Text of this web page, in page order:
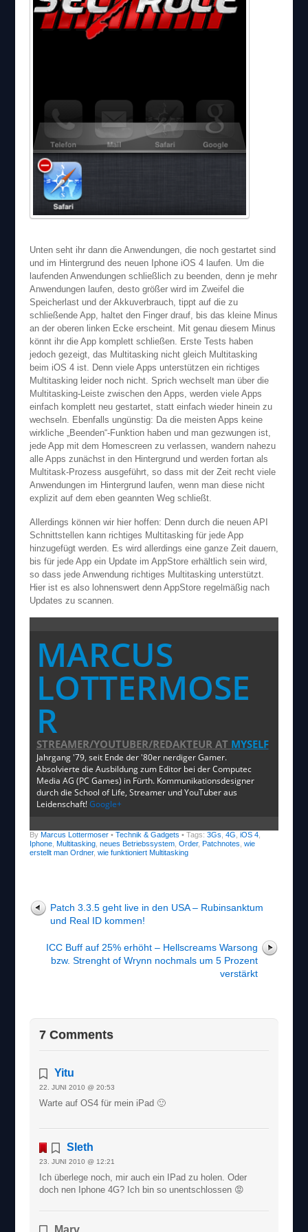
Unten seht ihr dann die Anwendungen, die noch gestartet sind
und im Hintergrund des neuen Iphone iOS 4 laufen. Um die
laufenden Anwendungen schließlich zu beenden, denn je mehr
Anwendungen laufen, desto größer wird im Zweifel die
Speicherlast und der Akkuverbrauch, tippt auf die zu
schließende App, haltet den Finger drauf, bis das kleine Minus
an der oberen linken Ecke erscheint. Mit genau diesem Minus
könnt ihr die App komplett schließen. Erste Tests haben
jedoch gezeigt, das Multitasking nicht gleich Multitasking
beim iOS 4 ist. Denn viele Apps unterstützen ein richtiges
Multitasking leider noch nicht. Sprich wechselt man über die
Multitasking-Leiste zwischen den Apps, werden viele Apps
einfach komplett neu gestartet, statt einfach wieder hinein zu
wechseln. Ebenfalls ungünstig: Da die meisten Apps keine
wirkliche „Beenden“-Funktion haben und man gezwungen ist,
jede App mit dem Homescreen zu verlassen, wandern nahezu
alle Apps zunächst in den Hintergrund und werden fortan als
Multitask-Prozess ausgeführt, so dass mit der Zeit recht viele
Anwendungen im Hintergrund laufen, wenn man diese nicht
explizit auf dem eben geannten Weg schließt.
Allerdings können wir hier hoffen: Denn durch die neuen API
Schnittstellen kann richtiges Multitasking für jede App
hinzugefügt werden. Es wird allerdings eine ganze Zeit dauern,
bis für jede App ein Update im AppStore erhältlich sein wird,
so dass jede Anwendung richtiges Multitasking unterstützt.
Hier ist es also lohnenswert denn AppStore regelmäßig nach
Updates zu scannen.
MARCUS
LOTTERMOSE
R
STREAMER/YOUTUBER/REDAKTEURAT MYSELF
Jahrgang '79, seit Ende der '80er nerdiger Gamer.
Absolvierte die Ausbildung zum Editor bei der Computec
Media AG (PC Games) in Fürth. Kommunikationsdesigner
durch die School of Life, Streamer und YouTuber aus
Leidenschaft!Google+
By Marcus Lottermoser• Technik & Gadgets • Tags: 3Gs 4G iOS 4,
Iphone, Multitasking, neues Betriebssystem, Order, Patchnotes wie
erstellt man Ordner, wie funktioniert Multitasking
Patch 3.3.5 geht live in den USA – Rubinsanktum
und Real ID kommen!
ICC Buff auf 25% erhöht – Hellscreams Warsong
bzw. Strenght of Wrynn nochmals um 5 Prozent
verstärkt
7 Comments
Yitu
22. JUNI 2010 @ 20:53
Warte auf OS4 für mein iPad 🙂
Sleth
23. JUNI 2010 @ 12:21
Ich überlege noch, mir auch ein IPad zu holen. Oder
doch nen Iphone 4G? Ich bin so unentschlossen 😡
Marv